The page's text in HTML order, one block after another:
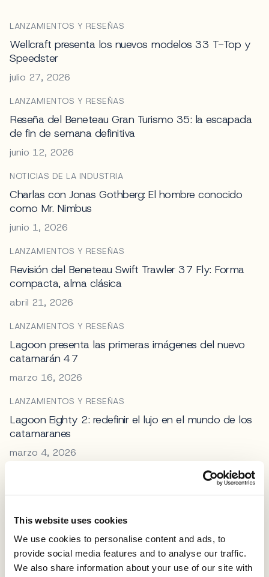
This website uses cookies
We use cookies to personalise content and ads, to
provide social media features and to analyse our traffic.
We also share information about your use of our site with
LANZAMIENTOS Y RESEÑAS
Wellcraft presenta los nuevos modelos 33 T-Top y
Speedster
julio 27, 2026
LANZAMIENTOS Y RESEÑAS
Reseña del Beneteau Gran Turismo 35: la escapada
de fin de semana definitiva
junio 12, 2026
NOTICIAS DE LA INDUSTRIA
Charlas con Jonas Gothberg: El hombre conocido
como Mr. Nimbus
junio 1, 2026
LANZAMIENTOS Y RESEÑAS
Revisión del Beneteau Swift Trawler 37 Fly: Forma
compacta, alma clásica
abril 21, 2026
LANZAMIENTOS Y RESEÑAS
Lagoon presenta las primeras imágenes del nuevo
catamarán 47
marzo 16, 2026
LANZAMIENTOS Y RESEÑAS
Lagoon Eighty 2: redefinir el lujo en el mundo de los
catamaranes
marzo 4, 2026
Nuevo concesionario Wellcraft en el Adriático
LANZAMIENTOS Y RESEÑAS
Sea Ray presenta su primer barco de surf fabricado
en Europa